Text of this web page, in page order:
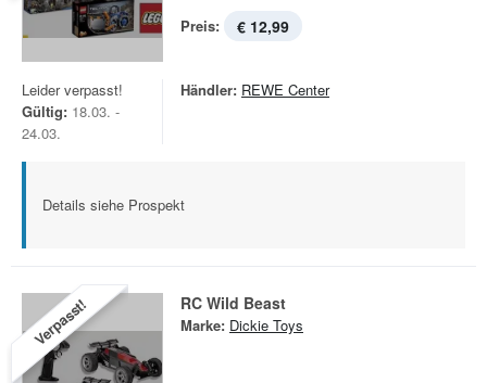
Preis: € 12,99
Leider verpasst!
Gültig: 18.03. -
24.03.
Händler: REWE Center
Details siehe Prospekt
Verpasst! RC Wild Beast
Marke: Dickie Toys